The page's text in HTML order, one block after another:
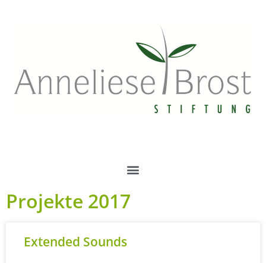
Projekte 2017
Extended Sounds